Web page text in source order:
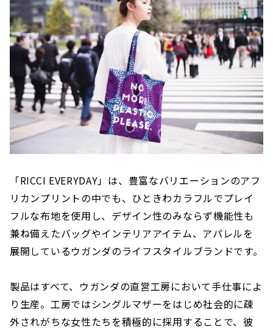
「RICCI EVERYDAY」は、豊富なバリエーションのアフ
リカンプリントの中でも、ひときわカラフルでプレイ
フルな布地を使用し、デザイン性のみならず機能性も
兼ね備えたバッグやインテリアアイテム、アパレルを
展開しているウガンダのライフスタイルブランドです。
製品はすべて、ウガンダの直営工房において手仕事によ
り生産。工房ではシングルマザーをはじめ社会的に疎
外されがちな女性たちを積極的に採用することで、彼